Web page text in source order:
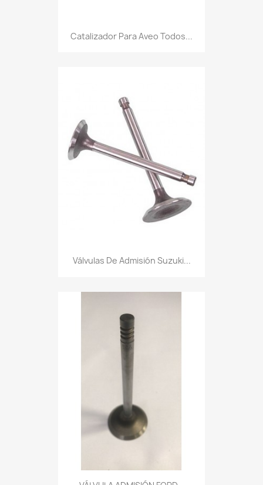
Catalizador Para Aveo Todos...
Válvulas De Admisión Suzuki...